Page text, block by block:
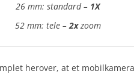
26 mm: standard – 1X
52 mm: tele –2xzoom
herover, at et